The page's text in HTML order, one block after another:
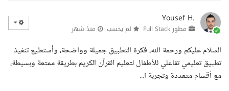
Yousef H.
مطور Full Stack لم يحسب منذ شهر
السلام عليكم ورحمة الله، فكرة التطبيق جميلة وواضحة، وأستطيع تنفيذ
تطبيق تعليمي تفاعلي للأطفال لتعليم القرآن الكريم بطريقة ممتعة وبسيطة،
مع أقسام متعددة وتجربة ا...